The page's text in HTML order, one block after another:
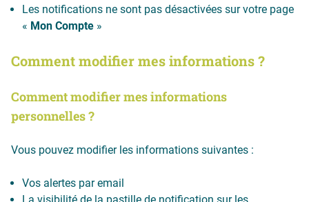
Les notifications ne sont pas désactivées sur votre page
« Mon Compte »
Comment modifier mes informations ?
Comment modifier mes informations
personnelles ?
Vous pouvez modifier les informations suivantes :
Vos alertes par email
La visibilité de la pastille de notification sur les